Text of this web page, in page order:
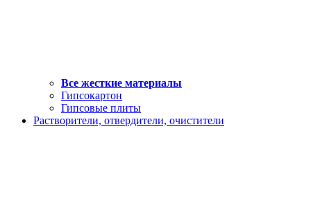
Все жесткие материалы
Гипсокартон
Гипсовые плиты
Растворители, отвердители, очистители